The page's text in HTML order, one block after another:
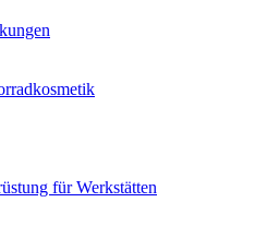
für Werkstätten